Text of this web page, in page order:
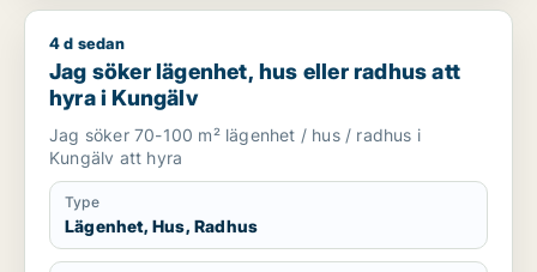
Jag söker lägenhet, hus eller radhus att hyra i Kungälv
4 d sedan
Jag söker lägenhet, hus eller radhus att
hyra i Kungälv
Jag söker 70-100 m² lägenhet / hus / radhus i
Kungälv att hyra
Type
Lägenhet, Hus, Radhus